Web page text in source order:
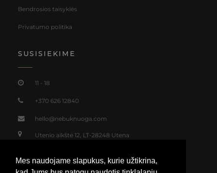
Bendrosios taisyklės
Privatumo politika
SUSISIEKIME
11 - 18
+370 626 12840
hello@nebuknuoga.com
Utenio aikštė 12, LT-28248 Utena
Mes naudojame slapukus, kurie užtikrina,